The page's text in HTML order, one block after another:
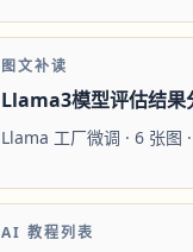
图文补读
Llama3模型评估结果
Llama 工厂微调 · 6 张图
AI 教程列表